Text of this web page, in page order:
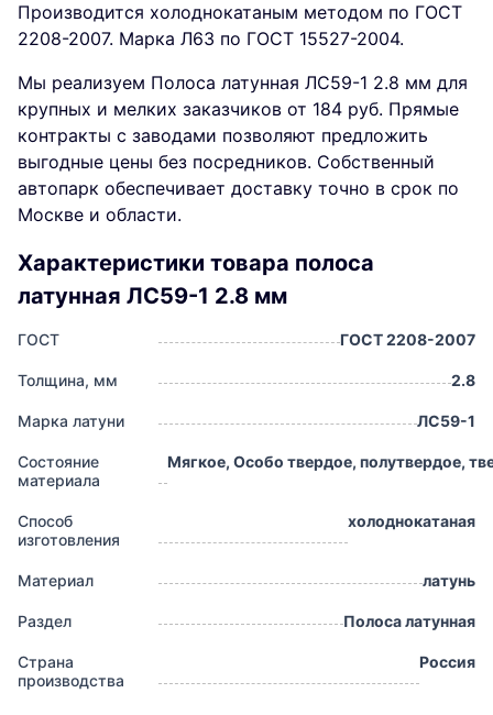
Производится холоднокатаным методом по ГОСТ
2208-2007. Марка Л63 по ГОСТ 15527-2004.
Мы реализуем Полоса латунная ЛС59-1 2.8 мм для
крупных и мелких заказчиков от 184 руб. Прямые
контракты с заводами позволяют предложить
выгодные цены без посредников. Собственный
автопарк обеспечивает доставку точно в срок по
Москве и области.
Характеристики товара полоса
латунная ЛС59-1 2.8 мм
ГОСТ ГОСТ 2208-2007
Толщина, мм 2.8
Марка латуни ЛС59-1
Состояние
материала
Мягкое, Особо твердое, полутвердое,
Способ
изготовления
холоднокатаная
Материал латунь
Раздел Полоса латунная
Страна
производства
Россия